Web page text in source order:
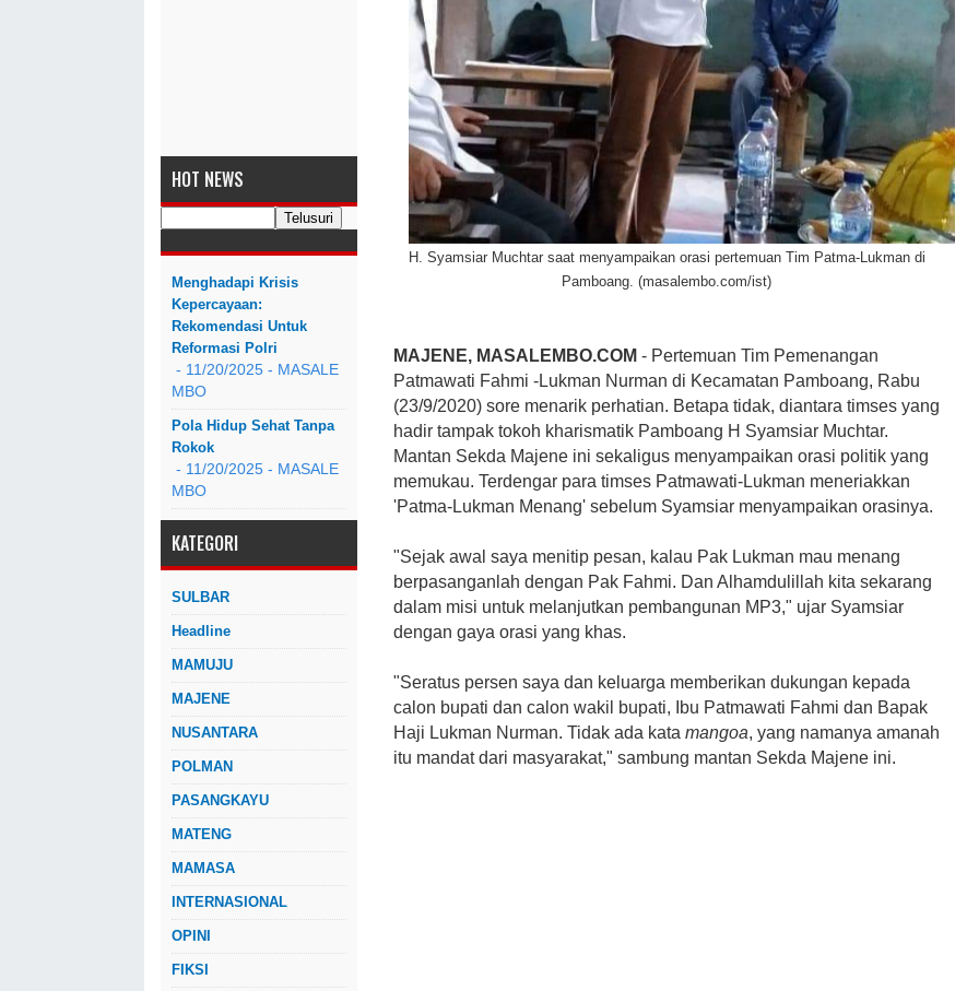
HOT NEWS
Menghadapi Krisis
Kepercayaan:
Rekomendasi Untuk
Reformasi Polri
- 11/20/2025 - MASALE
MBO
Pola Hidup Sehat Tanpa
Rokok
- 11/20/2025 - MASALE
MBO
KATEGORI
SULBAR
Headline
MAMUJU
MAJENE
NUSANTARA
POLMAN
PASANGKAYU
MATENG
MAMASA
INTERNASIONAL
OPINI
FIKSI
H. Syamsiar Muchtar saat menyampaikan orasi pertemuan Tim Patma-Lukman di
Pamboang. (masalembo.com/ist)
MAJENE, MASALEMBO.COM - Pertemuan Tim Pemenangan
Patmawati Fahmi -Lukman Nurman di Kecamatan Pamboang, Rabu
(23/9/2020) sore menarik perhatian. Betapa tidak, diantara timses yang
hadir tampak tokoh kharismatik Pamboang H Syamsiar Muchtar.
Mantan Sekda Majene ini sekaligus menyampaikan orasi politik yang
memukau. Terdengar para timses Patmawati-Lukman meneriakkan
'Patma-Lukman Menang' sebelum Syamsiar menyampaikan orasinya.
"Sejak awal saya menitip pesan, kalau Pak Lukman mau menang
berpasanganlah dengan Pak Fahmi. Dan Alhamdulillah kita sekarang
dalam misi untuk melanjutkan pembangunan MP3," ujar Syamsiar
dengan gaya orasi yang khas.
"Seratus persen saya dan keluarga memberikan dukungan kepada
calon bupati dan calon wakil bupati, Ibu Patmawati Fahmi dan Bapak
Haji Lukman Nurman. Tidak ada kata mangoa, yang namanya amanah
itu mandat dari masyarakat," sambung mantan Sekda Majene ini.